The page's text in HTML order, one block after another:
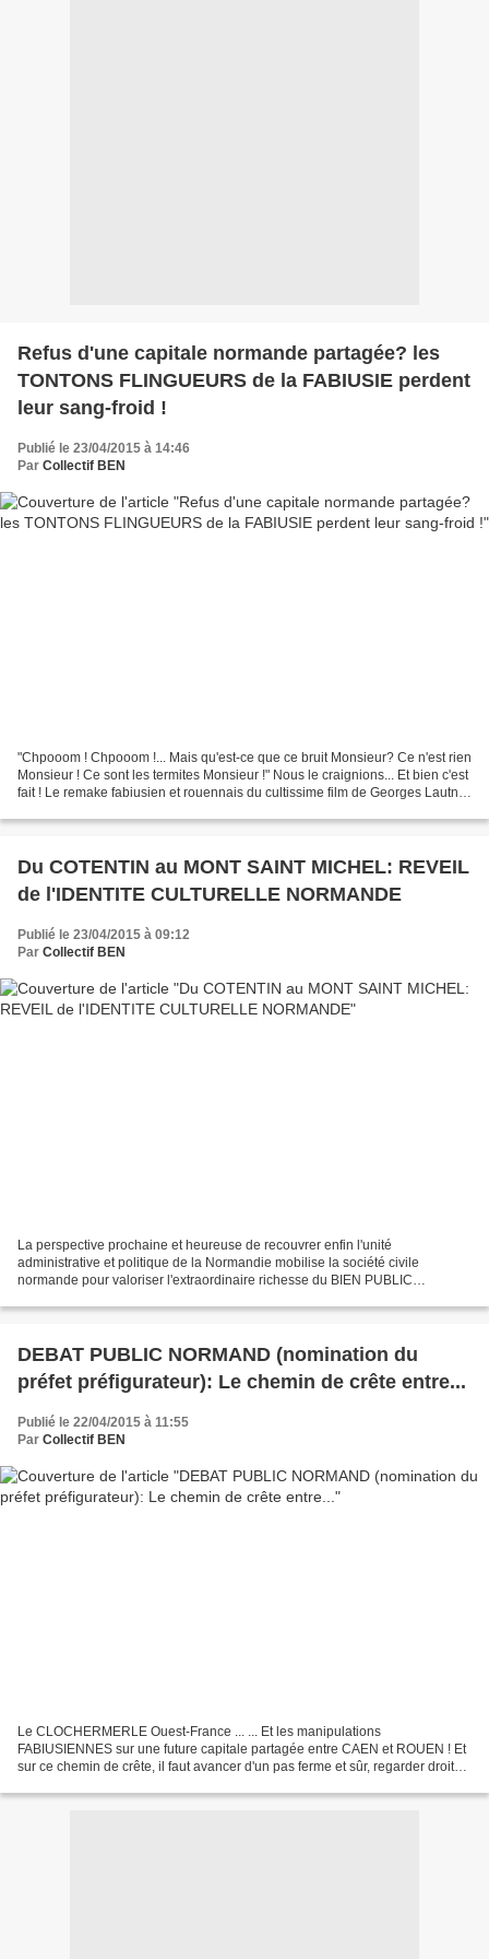
Refus d'une capitale normande partagée? les
TONTONS FLINGUEURS de la FABIUSIE perdent
leur sang-froid !
Publié le 23/04/2015 à 14:46
Par Collectif BEN
"Chpooom ! Chpooom !... Mais qu'est-ce que ce bruit Monsieur? Ce n'est rien
Monsieur ! Ce sont les termites Monsieur !" Nous le craignions... Et bien c'est
fait ! Le remake fabiusien et rouennais du cultissime film de Georges Lautner
Du COTENTIN au MONT SAINT MICHEL: REVEIL
de l'IDENTITE CULTURELLE NORMANDE
Publié le 23/04/2015 à 09:12
Par Collectif BEN
La perspective prochaine et heureuse de recouvrer enfin l'unité
administrative et politique de la Normandie mobilise la société civile
normande pour valoriser l'extraordinaire richesse du BIEN PUBLIC
DEBAT PUBLIC NORMAND (nomination du
préfet préfigurateur): Le chemin de crête entre...
Publié le 22/04/2015 à 11:55
Par Collectif BEN
Le CLOCHERMERLE Ouest-France ... ... Et les manipulations
FABIUSIENNES sur une future capitale partagée entre CAEN et ROUEN ! Et
sur ce chemin de crête, il faut avancer d'un pas ferme et sûr, regarder droit